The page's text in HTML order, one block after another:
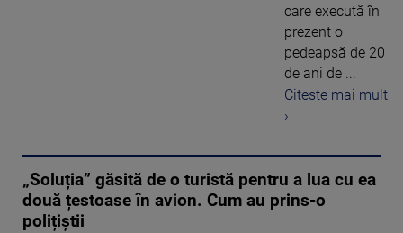
care execută în
prezent o
pedeapsă de 20
de ani de ...
Citeste mai mult
›
„Soluția” găsită de o turistă pentru a lua cu ea
două țestoase în avion. Cum au prins-o
polițiștii